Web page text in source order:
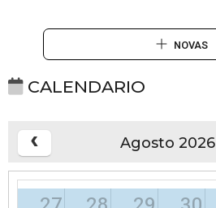
NOVAS
CALENDARIO
Agosto 2026